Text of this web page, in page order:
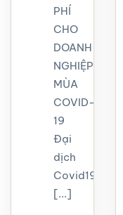
PHÍ
CHO
DOANH
NGHIỆP
MÙA
COVID-
19
Đại
dịch
Covid19
[...]